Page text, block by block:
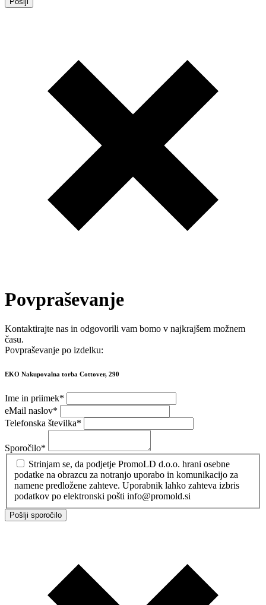
Povpraševanje
Kontaktirajte nas in odgovorili vam bomo v najkrajšem možnem
času.
Povpraševanje po izdelku:
EKO Nakupovalna torba Cottover, 290
Ime in priimek*
eMail naslov*
Telefonska številka*
Sporočilo*
Strinjam se, da podjetje PromoLD d.o.o. hrani osebne
podatke na obrazcu za notranjo uporabo in komunikacijo za
namene predložene zahteve. Uporabnik lahko zahteva izbris
podatkov po elektronski pošti info@promold.si
Pošlji sporočilo